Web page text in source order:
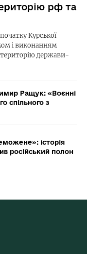
рф та
Курської
і виконанням
територію держави-
Ращук: «Воєнні
спільного з
історія
російський полон